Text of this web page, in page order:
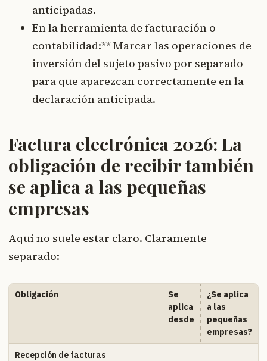
anticipadas.
En la herramienta de facturación o
contabilidad:** Marcar las operaciones de
inversión del sujeto pasivo por separado
para que aparezcan correctamente en la
declaración anticipada.
Factura electrónica 2026: La
obligación de recibir también
se aplica a las pequeñas
empresas
Aquí no suele estar claro. Claramente
separado:
Obligación
Se
aplica
desde
¿Se aplica
a las
pequeñas
empresas?
Recepción de facturas